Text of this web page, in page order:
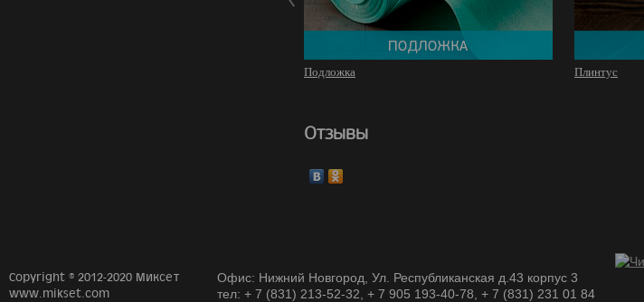
Подложка Плинтус
Отзывы
Copyright © 2012-2020 Миксет
www.mikset.com
Офис: Нижний Новгород, Ул. Республиканская д.43 корпус 3
тел: + 7 (831) 213-52-32, + 7 905 193-40-78, + 7 (831) 231 01 84